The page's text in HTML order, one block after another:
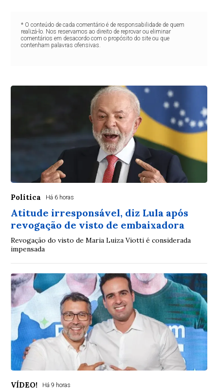
* O conteúdo de cada comentário é de responsabilidade de quem
realizá-lo. Nos reservamos ao direito de reprovar ou eliminar
comentários em desacordo com o propósito do site ou que
contenham palavras ofensivas.
Política Há 6 horas
Atitude irresponsável, diz Lula após
revogação de visto de embaixadora
Revogação do visto de Maria Luiza Viotti é considerada
impensada
VÍDEO! Há 9 horas